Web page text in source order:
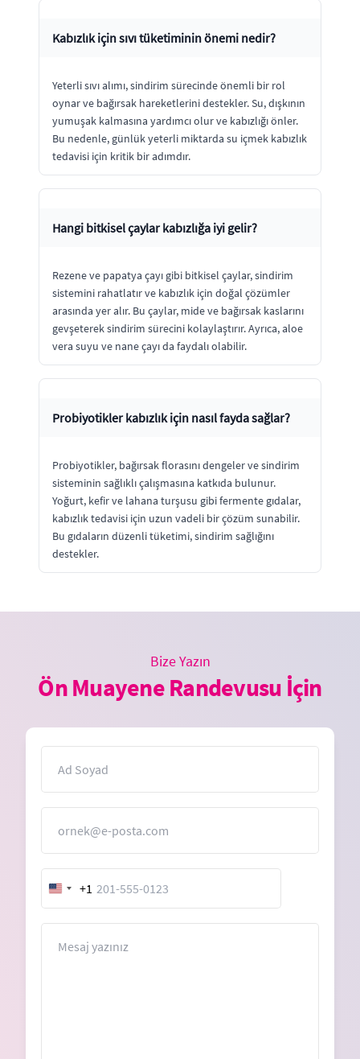
Kabızlık için sıvı tüketiminin önemi nedir?
Yeterli sıvı alımı, sindirim sürecinde önemli bir rol
oynar ve bağırsak hareketlerini destekler. Su, dışkının
yumuşak kalmasına yardımcı olur ve kabızlığı önler.
Bu nedenle, günlük yeterli miktarda su içmek kabızlık
tedavisi için kritik bir adımdır.
Hangi bitkisel çaylar kabızlığa iyi gelir?
Rezene ve papatya çayı gibi bitkisel çaylar, sindirim
sistemini rahatlatır ve kabızlık için doğal çözümler
arasında yer alır. Bu çaylar, mide ve bağırsak kaslarını
gevşeterek sindirim sürecini kolaylaştırır. Ayrıca, aloe
vera suyu ve nane çayı da faydalı olabilir.
Probiyotikler kabızlık için nasıl fayda sağlar?
Probiyotikler, bağırsak florasını dengeler ve sindirim
sisteminin sağlıklı çalışmasına katkıda bulunur.
Yoğurt, kefir ve lahana turşusu gibi fermente gıdalar,
kabızlık tedavisi için uzun vadeli bir çözüm sunabilir.
Bu gıdaların düzenli tüketimi, sindirim sağlığını
destekler.
Bize Yazın
Ön Muayene Randevusu İçin
United
States
+1